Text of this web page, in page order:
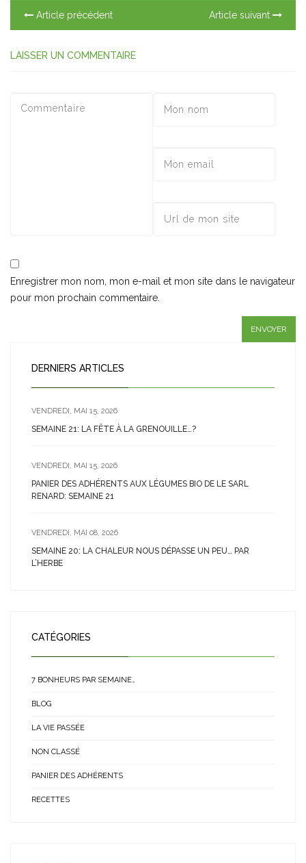
Article précédent Article suivant
LAISSER UN COMMENTAIRE
Enregistrer mon nom, mon e-mail et mon site dans le navigateur
pour mon prochain commentaire.
DERNIERS ARTICLES
VENDREDI, MAI 15, 2026
SEMAINE 21: LA FÊTE À LA GRENOUILLE…?
VENDREDI, MAI 15, 2026
PANIER DES ADHÉRENTS AUX LÉGUMES BIO DE LE SARL
RENARD: SEMAINE 21
VENDREDI, MAI 08, 2026
SEMAINE 20: LA CHALEUR NOUS DÉPASSE UN PEU… PAR
L’HERBE
CATÉGORIES
7 BONHEURS PAR SEMAINE…
BLOG
LA VIE PASSÉE
NON CLASSÉ
PANIER DES ADHÉRENTS
RECETTES